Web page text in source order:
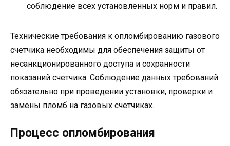
соблюдение всех установленных норм и правил.
Технические требования к опломбированию газового
счетчика необходимы для обеспечения защиты от
несанкционированного доступа и сохранности
показаний счетчика. Соблюдение данных требований
обязательно при проведении установки, проверки и
замены пломб на газовых счетчиках.
Процесс опломбирования